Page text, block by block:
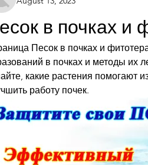
в почках и
Песок в почках и
в почках и методы их
какие растения помогают
работу почек.